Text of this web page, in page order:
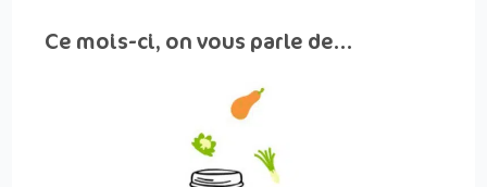
Ce mois-ci, on vous parle de…